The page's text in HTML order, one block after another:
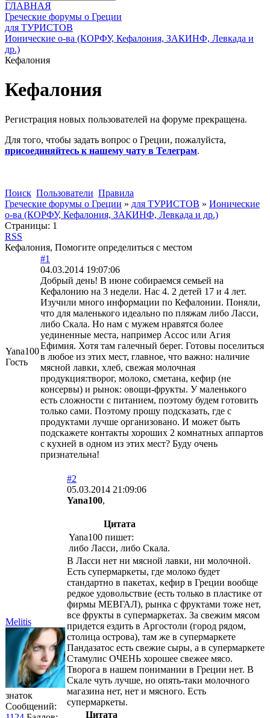
ГЛАВНАЯ
Греческие форумы о Греции
для ТУРИСТОВ
Ионические о-ва (КОРФУ, Кефалония, ЗАКИНФ, Левкада и
др.)
Кефалония
Кефалония
Регистрация новых пользователей на форуме прекращена.
Для того, чтобы задать вопрос о Греции, пожалуйста,
присоединяйтесь к нашему чату в Телеграм.
Поиск Пользователи Правила
Греческие форумы о Греции » для ТУРИСТОВ » Ионические
о-ва (КОРФУ, Кефалония, ЗАКИНФ, Левкада и др.)
Страницы: 1
RSS
Кефалония, Помогите определиться с местом
Yana100
Гость
#1
04.03.2014 19:07:06
Добрый день! В июне собираемся семьей на
Кефалонию на 3 недели. Нас 4. 2 детей 17 и 4 лет.
Изучили много информации по Кефалонии. Поняли,
что для маленького идеально по пляжам либо Ласси,
либо Скала. Но нам с мужем нравятся более
уединенные места, например Ассос или Агия
Ефимия. Хотя там галечный берег. Готовы поселиться
в любое из этих мест, главное, что важно: наличие
мясной лавки, хлеб, свежая молочная
продукция:творог, молоко, сметана, кефир (не
консервы) и рынок: овощи-фрукты. У маленького
есть сложности с питанием, поэтому будем готовить
только сами. Поэтому прошу подсказать, где с
продуктами лучше организовано. И может быть
подскажете контакты хороших 2 комнатных аппартов
с кухней в одном из этих мест? Буду очень
признательна!
Melitis
знаток
Сообщений:
#2
05.03.2014 21:09:06
Yana100,
Цитата
Yana100 пишет:
либо Ласси, либо Скала.
В Ласси нет ни мясной лавки, ни молочной.
Есть супермаркеты, где молоко будет
стандартно в пакетах, кефир в Греции вообще
редкое удовольствие (есть только в пластике от
фирмы МЕВГАЛ), рынка с фруктами тоже нет,
все фрукты в супермаркетах. За свежим мясом
придется ездить в Аргостоли (город рядом,
столица острова), там же в супермаркете
Пандазатос есть свежие сыры, а в супермаркете
Стамулис ОЧЕНЬ хорошее свежее мясо.
Творога в нашем понимании в Греции нет. В
Скале чуть лучше, но опять-таки молочного
магазина нет, нет и мясного. Есть
супермаркеты.
Цитата